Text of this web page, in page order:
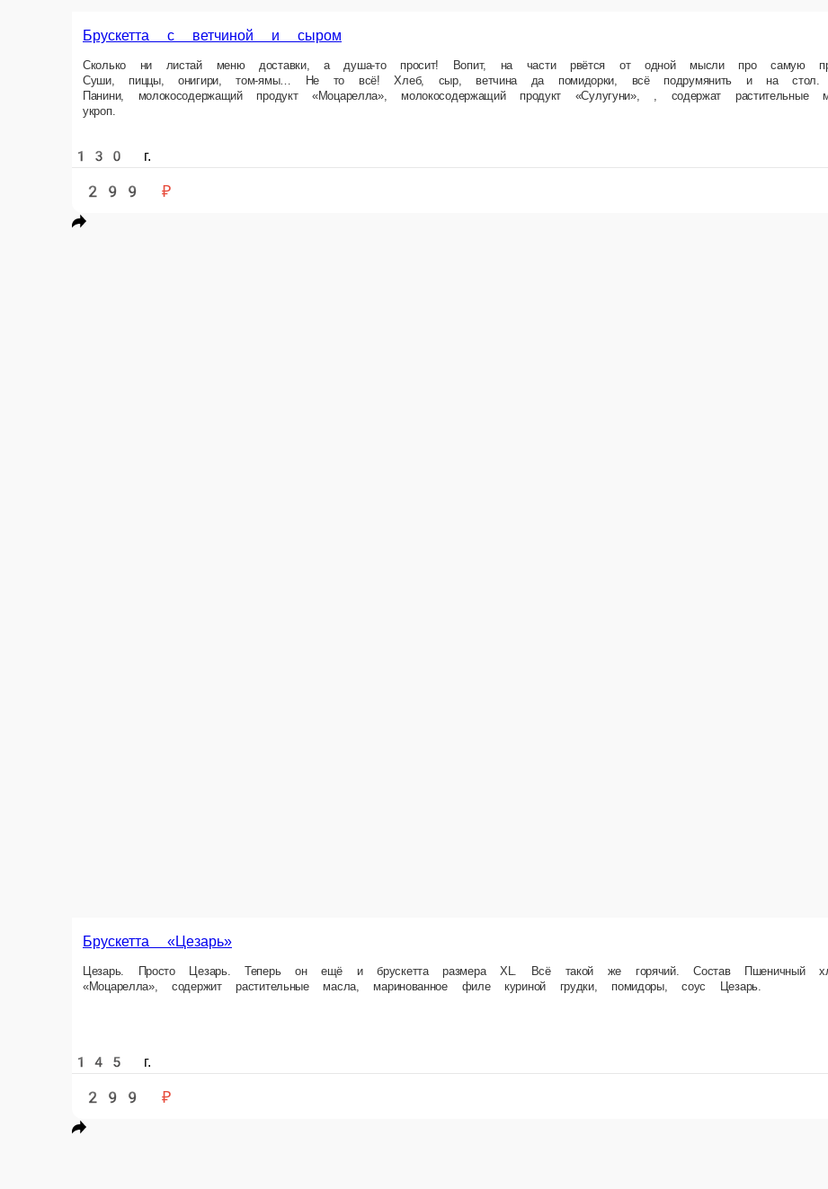
Самая продолговатая вечеринка! Сосисочно-колбасный рейв в самом разгаре, кетчуп льётся рекой, под хруст панини тусует весь район! На этой тусовке только одно
молокосодержащий продукт «Моцарелла», содержит растительные масла, охотничьи колбаски, маринованные огурцы, томатный кетчуп.
145 г.
299 ₽
избранных, понимаете? Состав Пшеничный хлеб Панини, молокосодержащий продукт «Моцарелла», содержит растительные масла, тигровые креветки, помидоры,